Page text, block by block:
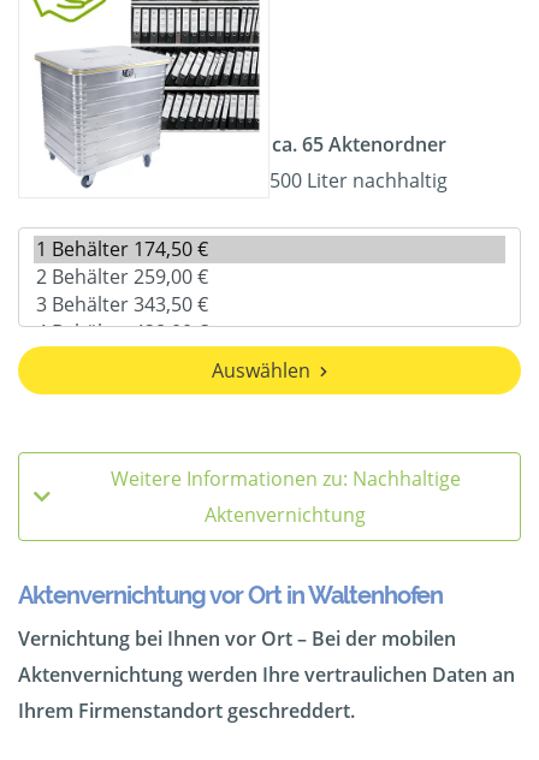
ca. 65 Aktenordner
500 Liter nachhaltig
Auswählen
Weitere Informationen zu: Nachhaltige
Aktenvernichtung
Aktenvernichtung vor Ort in Waltenhofen
Vernichtung bei Ihnen vor Ort – Bei der mobilen
Aktenvernichtung werden Ihre vertraulichen Daten an
Ihrem Firmenstandort geschreddert.